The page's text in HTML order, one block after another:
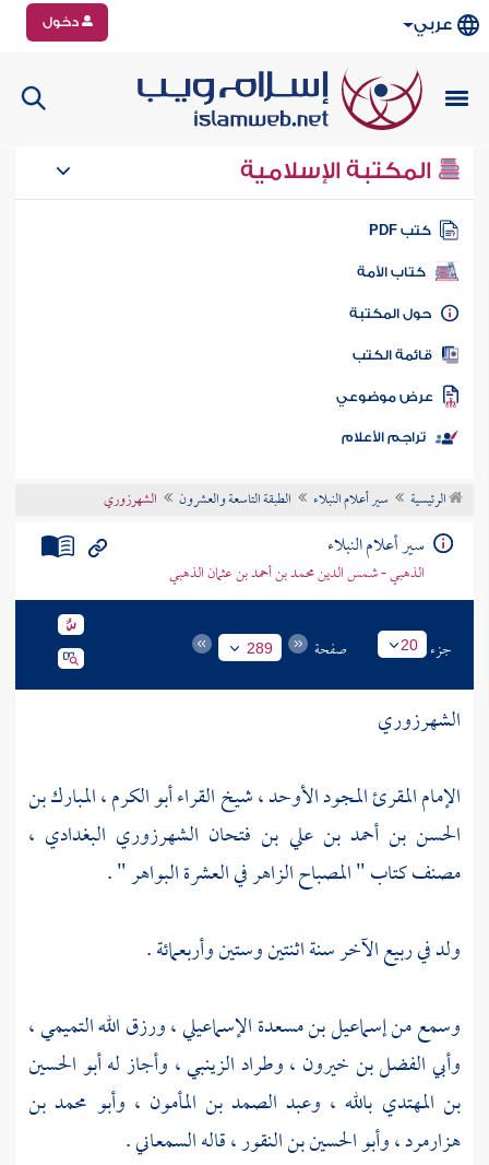
عربي دخول
المكتبة الإسلامية
كتب PDF
كتاب الأمة
المكتبة
الكتب
موضوعي
تراجم الأعلام
الرئيسية سير أعلام النبلاء الطبقة التاسعة والعشرون الشهرزوري
سير أعلام النبلاء
الذهبي - شمس الدين محمد بن أحمد بن عثمان الذهبي
جزء 20 صفحة 289
الشهرزوري
الإمام المقرئ المجود الأوحد ، شيخ القراء أبو الكرم ، المبارك بن
الحسن بن أحمد بن علي بن فتحان الشهرزوري البغدادي ،
مصنف كتاب " المصباح الزاهر في العشرة البواهر " .
ولد في ربيع الآخر سنة اثنتين وستين وأربعمائة .
وسمع منإسماعيل بن مسعدة الإسماعيلي،ورزق الله التميمي،
وأبي الفضل بن خيرون ،وطراد الزينبي، وأجاز لهأبو الحسين
بن المهتدي بالله ، وعبد الصمد بن المأمون ، وأبو محمد بن
هزارمرد،وأبو الحسين بن النقور، قالهالسمعاني.